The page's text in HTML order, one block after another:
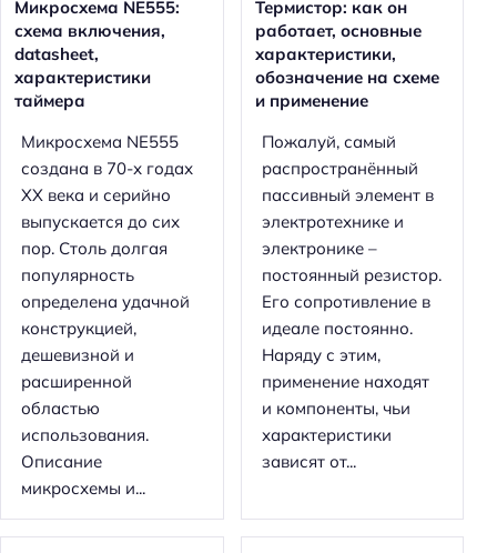
Микросхема NE555:
схема включения,
datasheet,
характеристики
таймера
Микросхема NE555
создана в 70-х годах
XX века и серийно
выпускается до сих
пор. Столь долгая
популярность
определена удачной
конструкцией,
дешевизной и
расширенной
областью
использования.
Описание
микросхемы и...
Термистор: как он
работает, основные
характеристики,
обозначение на схеме
и применение
Пожалуй, самый
распространённый
пассивный элемент в
электротехнике и
электронике –
постоянный резистор.
Его сопротивление в
идеале постоянно.
Наряду с этим,
применение находят
и компоненты, чьи
характеристики
зависят от...